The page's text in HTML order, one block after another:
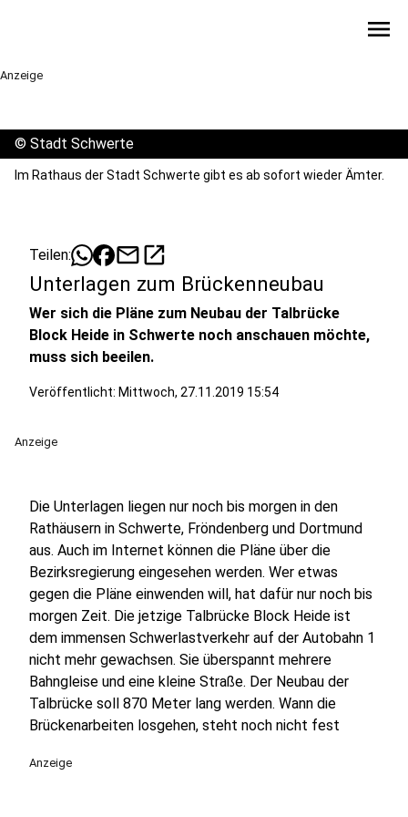
menu
Anzeige
© Stadt Schwerte
Im Rathaus der Stadt Schwerte gibt es ab sofort wieder Ämter.
Teilen: mailopen_in_new
Unterlagen zum Brückenneubau
Wer sich die Pläne zum Neubau der Talbrücke
Block Heide in Schwerte noch anschauen möchte,
muss sich beeilen.
Veröffentlicht: Mittwoch, 27.11.2019 15:54
Anzeige
Die Unterlagen liegen nur noch bis morgen in den
Rathäusern in Schwerte, Fröndenberg und Dortmund
aus. Auch im Internet können die Pläne über die
Bezirksregierung eingesehen werden. Wer etwas
gegen die Pläne einwenden will, hat dafür nur noch bis
morgen Zeit. Die jetzige Talbrücke Block Heide ist
dem immensen Schwerlastverkehr auf der Autobahn 1
nicht mehr gewachsen. Sie überspannt mehrere
Bahngleise und eine kleine Straße. Der Neubau der
Talbrücke soll 870 Meter lang werden. Wann die
Brückenarbeiten losgehen, steht noch nicht fest
Anzeige